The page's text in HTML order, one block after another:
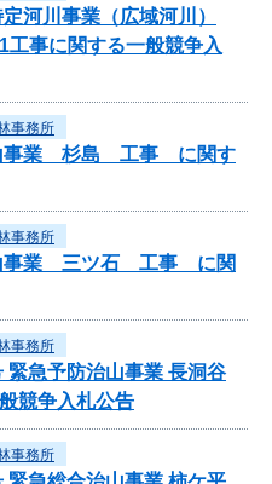
河川事業（広域河川）
工事に関する一般競争入
事務所
山事業 杉島 工事 に関す
事務所
山事業 三ツ石 工事 に関
事務所
緊急予防治山事業 長洞谷
競争入札公告
事務所